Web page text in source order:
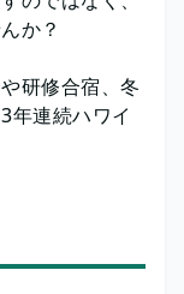
か？
研修合宿、冬
年連続ハワイ